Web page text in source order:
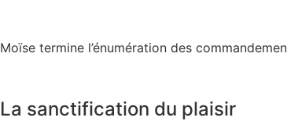
Moïse termine l’énumération des
La sanctification du plaisir